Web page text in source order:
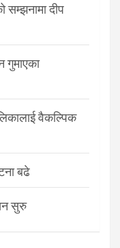
सम्झनामा दीप
गुमाएका
वैकल्पिक
बढे
सुरु